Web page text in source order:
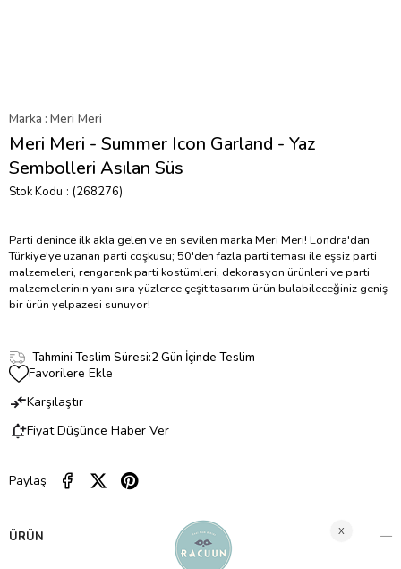
Marka : Meri Meri
Meri Meri - Summer Icon Garland - Yaz
Sembolleri Asılan Süs
Stok Kodu (268276)
Parti denince ilk akla gelen ve en sevilen marka Meri Meri! Londra'dan
Türkiye'ye uzanan parti coşkusu; 50'den fazla parti teması ile eşsiz parti
malzemeleri, rengarenk parti kostümleri, dekorasyon ürünleri ve parti
malzemelerinin yanı sıra yüzlerce çeşit tasarım ürün bulabileceğiniz geniş
bir ürün yelpazesi sunuyor!
Tahmini Teslim Süresi:2 Gün İçinde Teslim
Favorilere Ekle
Karşılaştır
Fiyat Düşünce Haber Ver
Paylaş
ÜRÜN ÖZELLIKLERI